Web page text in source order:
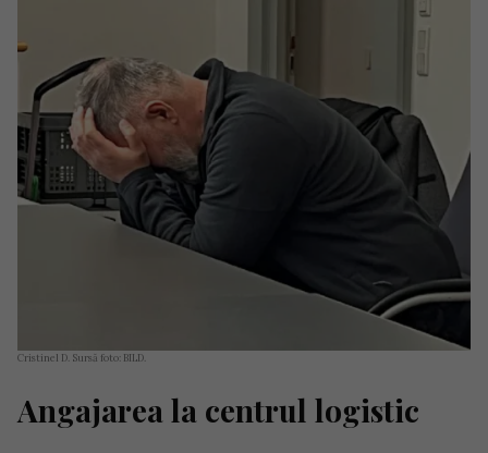
Cristinel D. Sursă foto: BILD.
Angajarea la centrul logistic